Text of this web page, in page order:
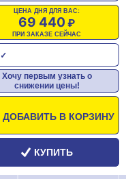
ЦЕНА ДНЯ ДЛЯ ВАС:
69 440
ПРИ ЗАКАЗЕ СЕЙЧАС
✓
Хочу первым узнать о
снижении цены!
ДОБАВИТЬ В КОРЗИНУ
КУПИТЬ